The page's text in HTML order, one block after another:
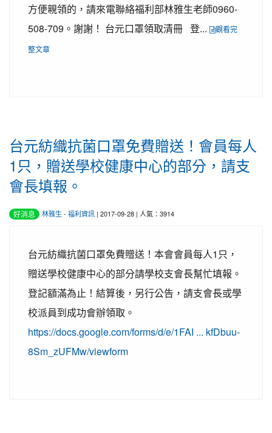
方便親領的，請來電聯絡福利部林雅生老師0960-
508-709。謝謝！ 台元口罩領取清冊 登...
觀看完
整文章
台元紡織抗菌口罩免費贈送！會員每人
1只，贈送學校健康中心的部分，請支
會長填報。
好消息 林雅生 - 福利資訊 | 2017-09-28 | 人氣：3914
台元紡織抗菌口罩免費贈送！本會會員每人1只，
贈送學校健康中心的部分請學校支會長幫忙填報。
登記額滿為止！結算後，另行公告，請支會長或學
校派員到成功會辦領取。
https://docs.google.com/forms/d/e/1FAI ... kfDbuu-
8Sm_zUFMw/viewform